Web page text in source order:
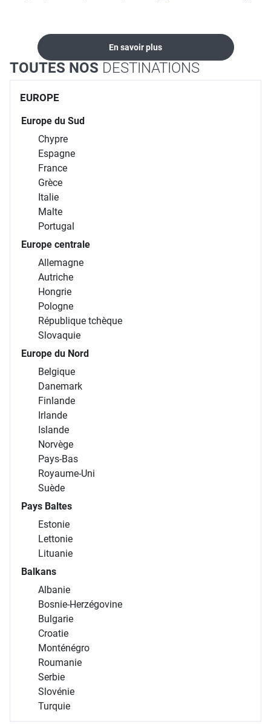
En savoir plus
TOUTES NOS DESTINATIONS
EUROPE
Europe du Sud
Chypre
Espagne
France
Grèce
Italie
Malte
Portugal
Europe centrale
Allemagne
Autriche
Hongrie
Pologne
République tchèque
Slovaquie
Europe du Nord
Belgique
Danemark
Finlande
Irlande
Islande
Norvège
Pays-Bas
Royaume-Uni
Suède
Pays Baltes
Estonie
Lettonie
Lituanie
Balkans
Albanie
Bosnie-Herzégovine
Bulgarie
Croatie
Monténégro
Roumanie
Serbie
Slovénie
Turquie